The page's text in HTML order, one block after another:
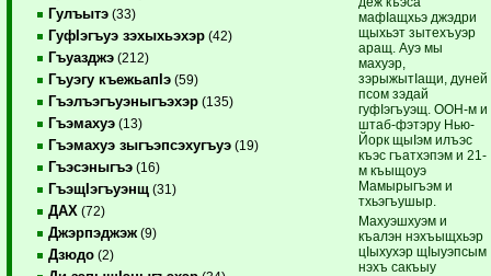
Гулъытэ (33)
ГуфIэгъуэ зэхыхьэхэр (42)
Гъуазджэ (212)
Гъуэгу къежьапIэ (59)
Гъэлъэгъуэныгъэхэр (135)
Гъэмахуэ (13)
Гъэмахуэ зыгъэпсэхугъуэ (19)
Гъэсэныгъэ (16)
ГъэщIэгъуэнщ (31)
ДАХ (72)
Джэрпэджэж (9)
Дзюдо (2)
мафIащхьэ джэдри
щыхьэт зытехъуэр
аращ. Ауэ мы
махуэр,
зэрыжытIащи, дуней
псом зэдай
гуфIэгъуэщ. ООН-м и
штаб-фэтэру Нью-
Йорк щыIэм илъэс
къэс гъатхэпэм и 21-
м къыщоуэ
Мамырыгъэм и
тхьэгъушыр.
Махуэшхуэм и
къалэн нэхъыщхьэр
цIыхухэр щIыуэпсым
нэхъ сакъыу